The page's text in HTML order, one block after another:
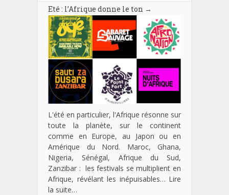
Eté : l’Afrique donne le ton →
L'été en particulier, l'Afrique résonne sur
toute la planète, sur le continent
comme en Europe, au Japon ou en
Amérique du Nord. Maroc, Ghana,
Nigeria, Sénégal, Afrique du Sud,
Zanzibar : les festivals se multiplient en
Afrique, révélant les inépuisables… Lire
la suite…